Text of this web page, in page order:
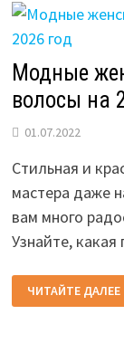
Модные
волосы на
01.07.2022
Стильная и
мастера даже
вам много
Узнайте,
МОДНЫЕ
ЖЕНСКИЕ
СТРИЖКИ
ЧИТАЙТЕ ДАЛЕЕ